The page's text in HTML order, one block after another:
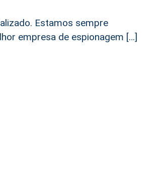
Estamos sempre
empresa de espionagem […]